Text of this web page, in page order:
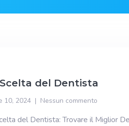
del Dentista
10, 2024 Nessun commento
del Dentista: Trovare il Miglior